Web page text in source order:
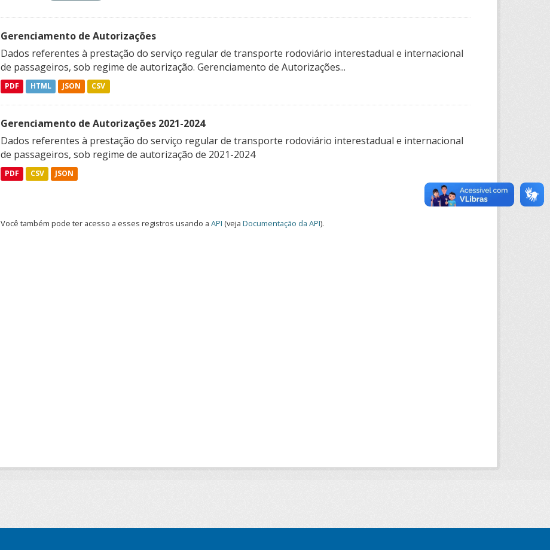
Gerenciamento de Autorizações
Dados referentes à prestação do serviço regular de transporte rodoviário interestadual e internacional
de passageiros, sob regime de autorização. Gerenciamento de Autorizações...
PDF HTML JSON CSV
Gerenciamento de Autorizações 2021-2024
Dados referentes à prestação do serviço regular de transporte rodoviário interestadual e internacional
de passageiros, sob regime de autorização de 2021-2024
PDF CSV JSON
Você também pode ter acesso a esses registros usando a API (veja Documentação da API).